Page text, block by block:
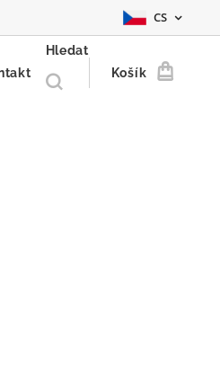
CS
Hledat
Košík